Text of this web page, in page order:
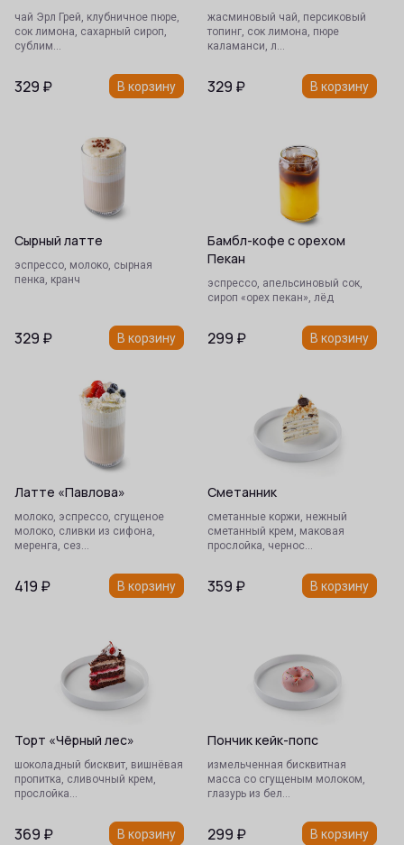
чай Эрл Грей, клубничное пюре,
сок лимона, сахарный сироп,
сублим…
329 ₽ В корзину
жасминовый чай, персиковый
топинг, сок лимона, пюре
каламанси, л…
329 ₽ В корзину
Сырный латте
эспрессо, молоко, сырная
пенка, кранч
329 ₽ В корзину
Бамбл-кофе с орехом
Пекан
эспрессо, апельсиновый сок,
сироп «орех пекан», лёд
299 ₽ В корзину
Латте «Павлова»
молоко, эспрессо, сгущеное
молоко, сливки из сифона,
меренга, сез…
419 ₽ В корзину
Сметанник
сметанные коржи, нежный
сметанный крем, маковая
прослойка, чернос…
359 ₽ В корзину
Торт «Чёрный лес»
шоколадный бисквит, вишнёвая
пропитка, сливочный крем,
прослойка…
369 ₽ В корзину
Пончик кейк-попс
измельченная бисквитная
масса со сгущеным молоком,
глазурь из бел…
299 ₽ В корзину